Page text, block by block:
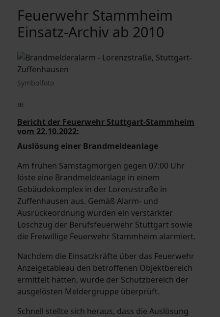
Feuerwehr Stammheim
Einsatz-Archiv ab 2010
Symbolfoto
BE
Bericht der Feuerwehr Stuttgart-Stammheim
vom 22.10.2022:
Auslösung einer Brandmeldeanlage
Am frühen Samstagmorgen gegen 07:00 Uhr
löste eine Brandmeldeanlage in einem
Gebäudekomplex in der Lorenzstraße in
Zuffenhausen aus. Gemäß Alarm- und
Ausrückeordnung wurden ein verstärkter
Löschzug der Berufsfeuerwehr Stuttgart sowie
die Freiwillige Feuerwehr Stammheim alarmiert.
Nachdem die Einsatzkräfte über das Feuerwehr
Anzeigetableau den betroffenen Objektbereich
ermittelt hatten, wurde der Schutzbereich der
ausgelösten Meldergruppe überprüft.
Schnell stellte sich heraus, dass die Auslösung